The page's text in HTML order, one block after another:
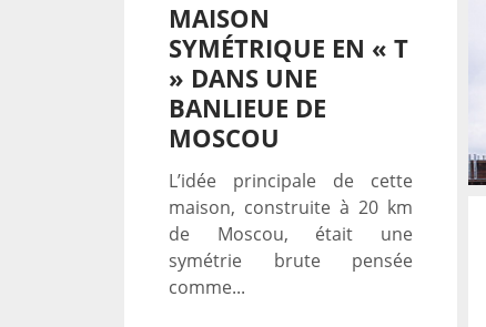
MAISON
SYMÉTRIQUE EN « T
» DANS UNE
BANLIEUE DE
MOSCOU
L’idée principale de cette
maison, construite à 20 km
de Moscou, était une
symétrie brute pensée
comme...